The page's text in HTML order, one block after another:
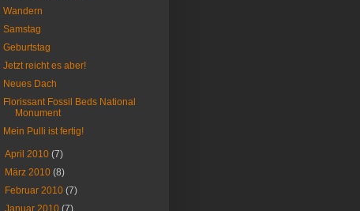
Wandern
Samstag
Geburtstag
Jetzt reicht es aber!
Neues Dach
Florissant Fossil Beds National
Monument
Mein Pulli ist fertig!
April 2010(7)
März 2010(8)
Februar 2010(7)